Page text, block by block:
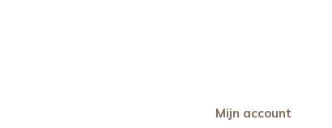
Mijn account